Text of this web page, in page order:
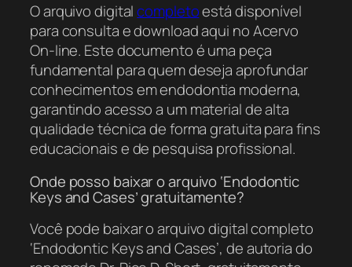
O arquivo digitalcompletoestá disponível
para consulta e download aqui no Acervo
On-line. Este documento é uma peça
fundamental para quem deseja aprofundar
conhecimentos em endodontia moderna,
garantindo acesso a um material de alta
qualidade técnica de forma gratuita para fins
educacionais e de pesquisa profissional.
Onde posso baixar o arquivo ‘Endodontic
Keys and Cases’ gratuitamente?
Você pode baixar o arquivo digital completo
‘Endodontic Keys and Cases’, de autoria do